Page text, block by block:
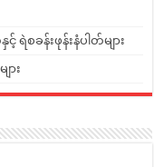
စခန်းဖုန်းနံပါတ်များ
ား